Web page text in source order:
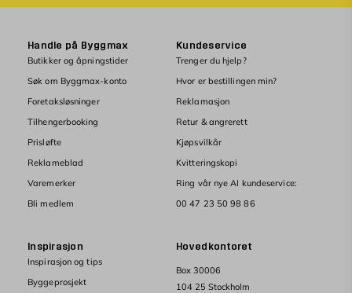
Hovedkontoret
Box 30006
104 25 Stockholm
Handle på Byggmax
Butikker og åpningstider
Søk om Byggmax-konto
Foretaksløsninger
Tilhengerbooking
Prisløfte
Reklameblad
Varemerker
Bli medlem
Kundeservice
Trenger du hjelp?
Hvor er bestillingen min?
Reklamasjon
Retur & angrerett
Kjøpsvilkår
Kvitteringskopi
Ring vår nye AI kundeservice:
00 47 23 50 98 86
Inspirasjon
Inspirasjon og tips
Byggeprosjekt